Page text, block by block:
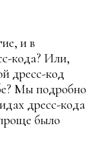
и в
кода? Или,
дресс-код
Мы подробно
дресс-кода
было